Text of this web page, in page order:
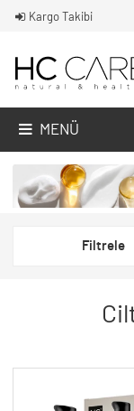
Kargo Takibi
MENÜ
Filtrele